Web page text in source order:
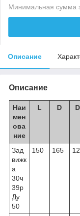
Минимальная сумма
Описание
Описание
Наи
мен
ова
ние
L D
Зад
вижк
а
30ч
39р
Ду
50
150 165